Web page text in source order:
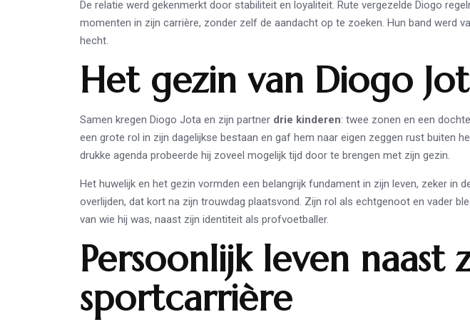
De relatie werd gekenmerkt door stabiliteit en loyaliteit. Rute vergezelde Diogo
momenten in zijn carrière, zonder zelf de aandacht op te zoeken. Hun band werd
hecht.
Het gezin van Diogo
Samen kregen Diogo Jota en zijn partner drie kinderen: twee zonen en een
een grote rol in zijn dagelijkse bestaan en gaf hem naar eigen zeggen rust buiten
drukke agenda probeerde hij zoveel mogelijk tijd door te brengen met zijn gezin.
Het huwelijk en het gezin vormden een belangrijk fundament in zijn leven, zeker in
overlijden, dat kort na zijn trouwdag plaatsvond. Zijn rol als echtgenoot en vader
van wie hij was, naast zijn identiteit als profvoetballer.
Persoonlijk leven naast
sportcarrière